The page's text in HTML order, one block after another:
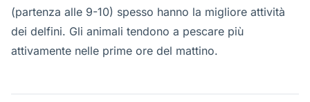
(partenza alle 9-10) spesso hanno la migliore attività
dei delfini. Gli animali tendono a pescare più
attivamente nelle prime ore del mattino.